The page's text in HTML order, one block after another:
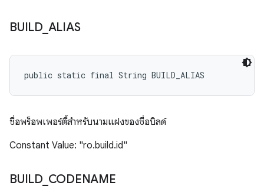
BUILD_ ALIAS
public static final String BUILD_ALIAS
ชื่อพร็อพเพอร์ตี้สำหรับนามแฝงของชื่อบิลด์
Constant Value: "ro.build.id"
BUILD_ CODENAME